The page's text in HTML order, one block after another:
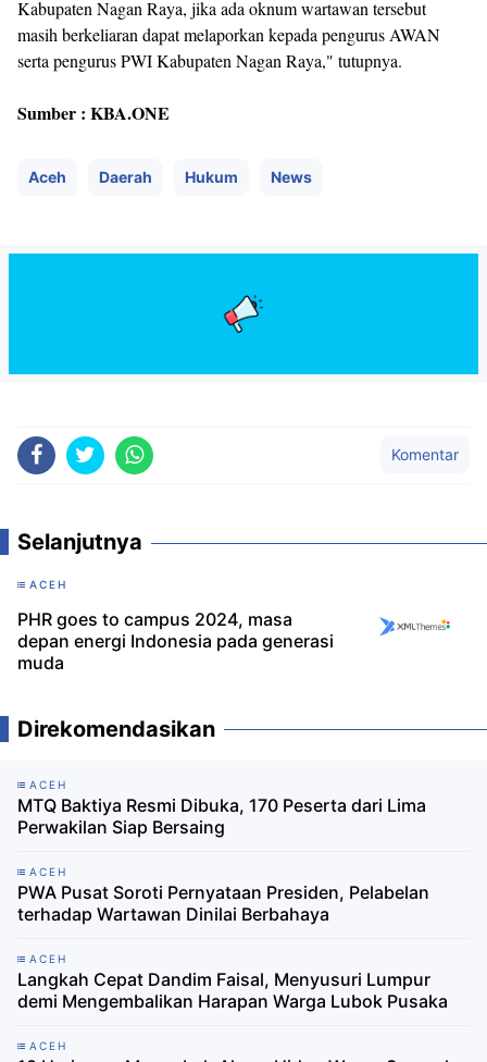
Kabupaten Nagan Raya, jika ada oknum wartawan tersebut
masih berkeliaran dapat melaporkan kepada pengurus AWAN
serta pengurus PWI Kabupaten Nagan Raya," tutupnya.
Sumber : KBA.ONE
Aceh Daerah Hukum News
Komentar
Selanjutnya
ACEH
PHR goes to campus 2024, masa
depan energi Indonesia pada generasi
muda
Direkomendasikan
ACEH
MTQ Baktiya Resmi Dibuka, 170 Peserta dari Lima
Perwakilan Siap Bersaing
ACEH
PWA Pusat Soroti Pernyataan Presiden, Pelabelan
terhadap Wartawan Dinilai Berbahaya
ACEH
Langkah Cepat Dandim Faisal, Menyusuri Lumpur
demi Mengembalikan Harapan Warga Lubok Pusaka
ACEH